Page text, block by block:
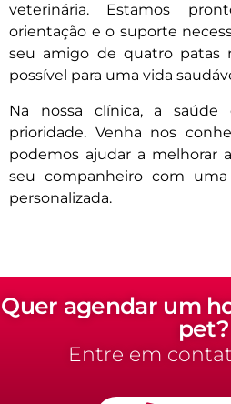
veterinária. Estamos
orientação e o suporte
seu amigo de quatro patas
possível para uma vida
Na nossa clínica, a
prioridade. Venha nos
podemos ajudar a melhorar
seu companheiro com
personalizada.
Quer agendar um
pet?
Entre em